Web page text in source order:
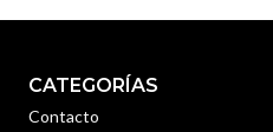
CATEGORÍAS
Contacto